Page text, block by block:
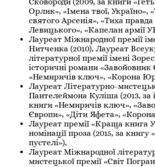
Сковороди (2009, за книги
Орлик», «Імена твої, Україно»,
святого Арсенія», «Тиха
Левицького», «Капелан армії
Лауреат Міжнародної премії
Нитченка (2010), Лауреат
літературної премії імені
історичні романи «Завойовник
«Немиричів ключ», «Корона
Лауреат Літературно-
Пантелеймона Куліша (2013, за
книги «Немиричів ключ»,
Європи», «Діти Яфета»,
Лауреат премії «Краща книга
номінації проза (2015, за книгу
пустелі»),
Лауреат Міжнародної
мистецької премії «Світ